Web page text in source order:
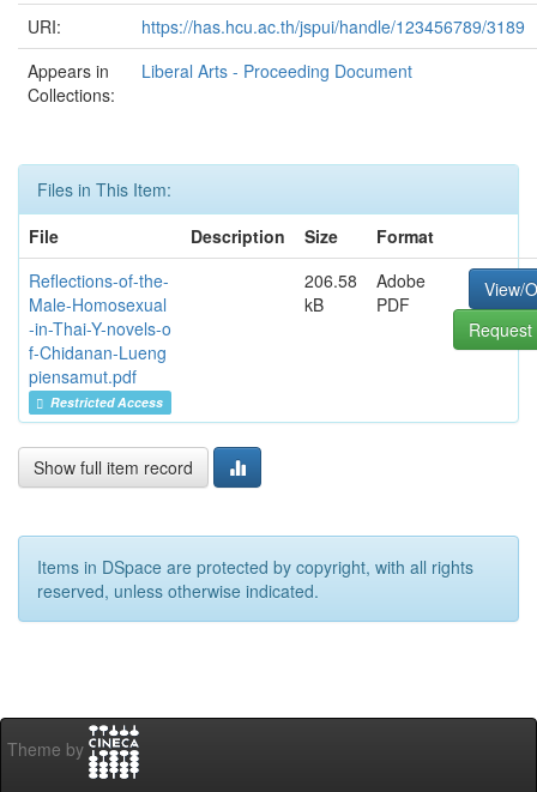
URI:
https://has.hcu.ac.th/jspui/handle/123456789/3189
Appears in
Collections:
Liberal Arts - Proceeding Document
Files in This Item:
File
Description Size
Format
Reflections-of-the-
Male-Homosexual
-in-Thai-Y-novels-o
f-Chidanan-Lueng
piensamut.pdf
Restricted Access
206.58
kB
Adobe
PDF
View/
Show full item record
Items in DSpace are protected by copyright, with all rights
reserved, unless otherwise indicated.
Theme by